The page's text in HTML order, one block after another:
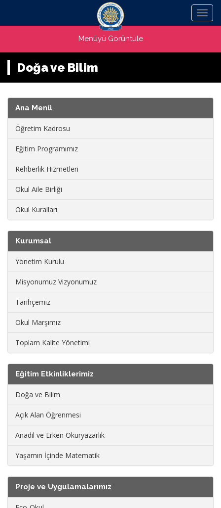
Menü
Menüyü Görüntüle
Doğa ve Bilim
Ana Menü
Öğretim Kadrosu
Eğitim Programımız
Rehberlik Hizmetleri
Okul Aile Birliği
Okul Kuralları
Kurumsal
Yönetim Kurulu
Misyonumuz Vizyonumuz
Tarihçemiz
Okul Marşımız
Toplam Kalite Yönetimi
Eğitim Etkinliklerimiz
Doğa ve Bilim
Açık Alan Öğrenmesi
Anadil ve Erken Okuryazarlık
Yaşamın İçinde Matematik
Proje ve Uygulamalarımız